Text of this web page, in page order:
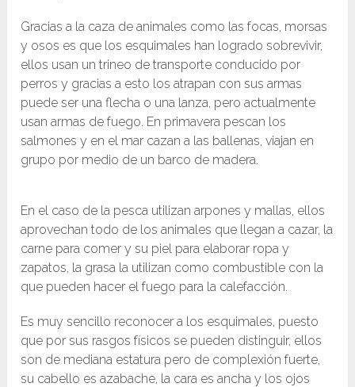
Gracias a la caza de animales como las focas, morsas
y osos es que los esquimales han logrado sobrevivir,
ellos usan un trineo de transporte conducido por
perros y gracias a esto los atrapan con sus armas
puede ser una flecha o una lanza, pero actualmente
usan armas de fuego. En primavera pescan los
salmones y en el mar cazan a las ballenas, viajan en
grupo por medio de un barco de madera.
En el caso de la pesca utilizan arpones y mallas, ellos
aprovechan todo de los animales que llegan a cazar, la
carne para comer y su piel para elaborar ropa y
zapatos, la grasa la utilizan como combustible con la
que pueden hacer el fuego para la calefacción.
Es muy sencillo reconocer a los esquimales, puesto
que por sus rasgos físicos se pueden distinguir, ellos
son de mediana estatura pero de complexión fuerte,
su cabello es azabache, la cara es ancha y los ojos